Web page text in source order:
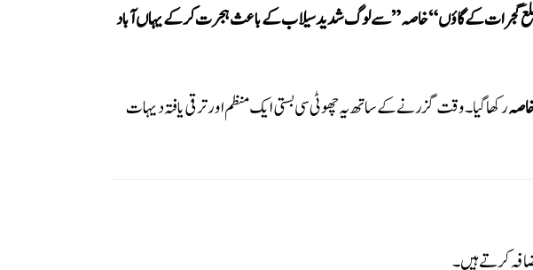
ضلع گجرات کے گاؤں “خاصہ” سے لوگ شدید سیلاب کے باعث ہجرت کرکے یہاں آباد
رکھا گیا۔ وقت گزرنے کے ساتھ یہ چھوٹی سی بستی ایک منظم اور ترقی یافتہ دیہات